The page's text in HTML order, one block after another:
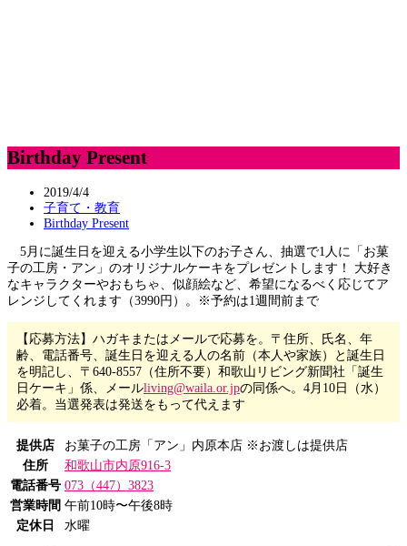
Birthday Present
2019/4/4
子育て・教育
Birthday Present
5月に誕生日を迎える小学生以下のお子さん、抽選で1人に「お菓
子の工房・アン」のオリジナルケーキをプレゼントします！ 大好き
なキャラクターやおもちゃ、似顔絵など、希望になるべく応じてア
レンジしてくれます（3990円）。※予約は1週間前まで
【応募方法】ハガキまたはメールで応募を。〒住所、氏名、年
齢、電話番号、誕生日を迎える人の名前（本人や家族）と誕生日
を明記し、〒640-8557（住所不要）和歌山リビング新聞社「誕生
日ケーキ」係、メールliving@waila.or.jpの同係へ。4月10日（水）
必着。当選発表は発送をもって代えます
提供店
お菓子の工房「アン」内原本店 ※お渡しは提供店
住所
和歌山市内原916-3
電話番号 073（447）3823
営業時間 午前10時〜午後8時
定休日
水曜